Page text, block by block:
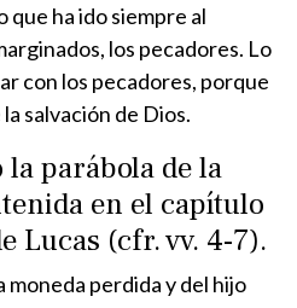
que ha ido siempre al
los pecadores. Lo
con los pecadores, porque
salvación de Dios.
la parábola de la
en el capítulo
Lucas (cfr. vv. 4-7).
moneda perdida y del hijo